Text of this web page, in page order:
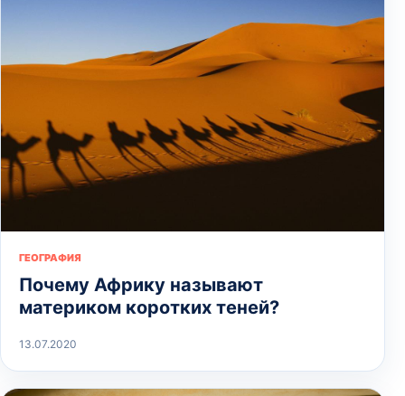
ГЕОГРАФИЯ
Почему Африку называют
материком коротких теней?
13.07.2020